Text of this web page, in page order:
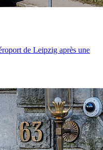
de Leipzig après une